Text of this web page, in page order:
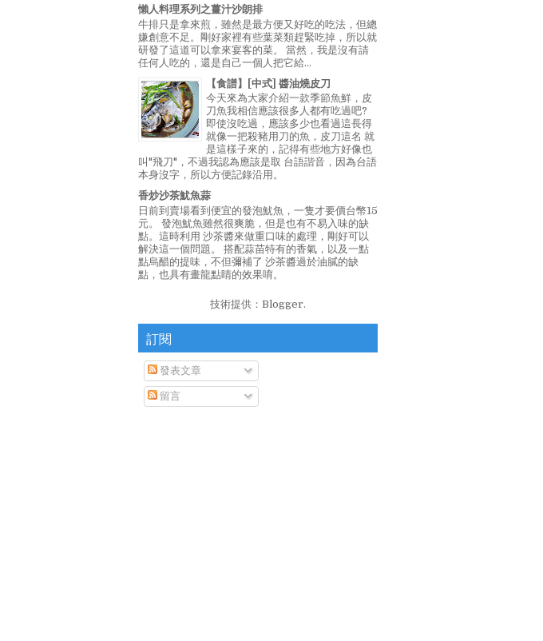
懶人料理系列之薑汁沙朗排
牛排只是拿來煎，雖然是最方便又好吃的吃法，但總
嫌創意不足。剛好家裡有些葉菜類趕緊吃掉，所以就
研發了這道可以拿來宴客的菜。 當然，我是沒有請
任何人吃的，還是自己一個人把它給...
【食譜】[中式] 醬油燒皮刀
今天來為大家介紹一款季節魚鮮，皮
刀魚我相信應該很多人都有吃過吧?
即使沒吃過，應該多少也看過這長得
就像一把殺豬用刀的魚，皮刀這名 就
是這樣子來的，記得有些地方好像也
叫"飛刀"，不過我認為應該是取 台語諧音，因為台語
本身沒字，所以方便記錄沿用。
香炒沙茶魷魚蒜
日前到賣場看到便宜的發泡魷魚，一隻才要價台幣15
元。 發泡魷魚雖然很爽脆，但是也有不易入味的缺
點。這時利用 沙茶醬來做重口味的處理，剛好可以
解決這一個問題。 搭配蒜苗特有的香氣，以及一點
點烏醋的提味，不但彌補了 沙茶醬過於油膩的缺
點，也具有畫龍點睛的效果唷。
技術提供： Blogger.
訂閱
發表文章
留言